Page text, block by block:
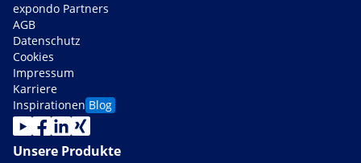
expondo Partners
AGB
Datenschutz
Cookies
Impressum
Karriere
Inspirationen Blog
Unsere Produkte